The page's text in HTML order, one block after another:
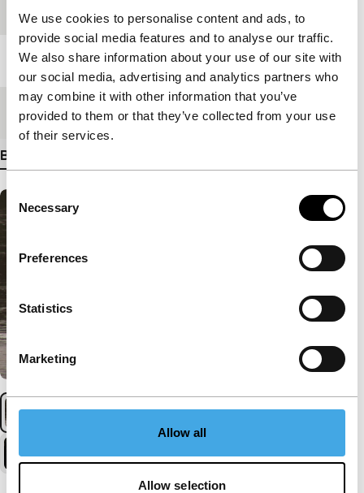
We use cookies to personalise content and ads, to
provide social media features and to analyse our traffic.
We also share information about your use of our site with
our social media, advertising and analytics partners who
may combine it with other information that you’ve
provided to them or that they’ve collected from your use
of their services.
Consent
Selection
Necessary
Preferences
Statistics
Marketing
Allow all
Allow selection
Lengte 78'
Medium/FormaatBetacam Digi PAL
Bekijk meer details